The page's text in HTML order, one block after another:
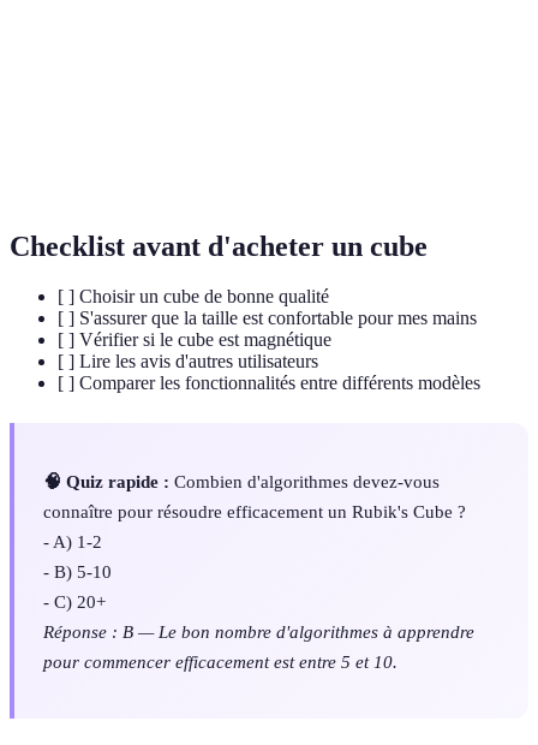
Checklist avant d'acheter un cube
[ ] Choisir un cube de bonne qualité
[ ] S'assurer que la taille est confortable pour mes mains
[ ] Vérifier si le cube est magnétique
[ ] Lire les avis d'autres utilisateurs
[ ] Comparer les fonctionnalités entre différents modèles
🧠 Quiz rapide : Combien d'algorithmes devez-vous
connaître pour résoudre efficacement un Rubik's Cube ?
- A) 1-2
- B) 5-10
- C) 20+
Réponse : B — Le bon nombre d'algorithmes à apprendre
pour commencer efficacement est entre 5 et 10.